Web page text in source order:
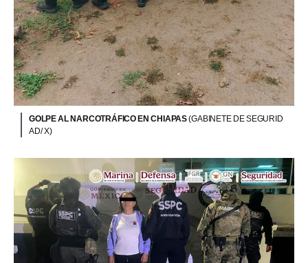
GOLPE AL NARCOTRÁFICO EN CHIAPAS(GABINETE DE SEGURID
AD/ X)